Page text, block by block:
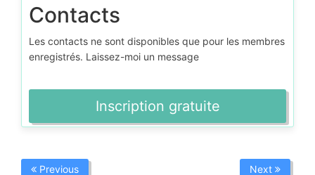
Contacts
Les contacts ne sont disponibles que pour les membres
enregistrés. Laissez-moi un message
Inscription gratuite
Previous Next